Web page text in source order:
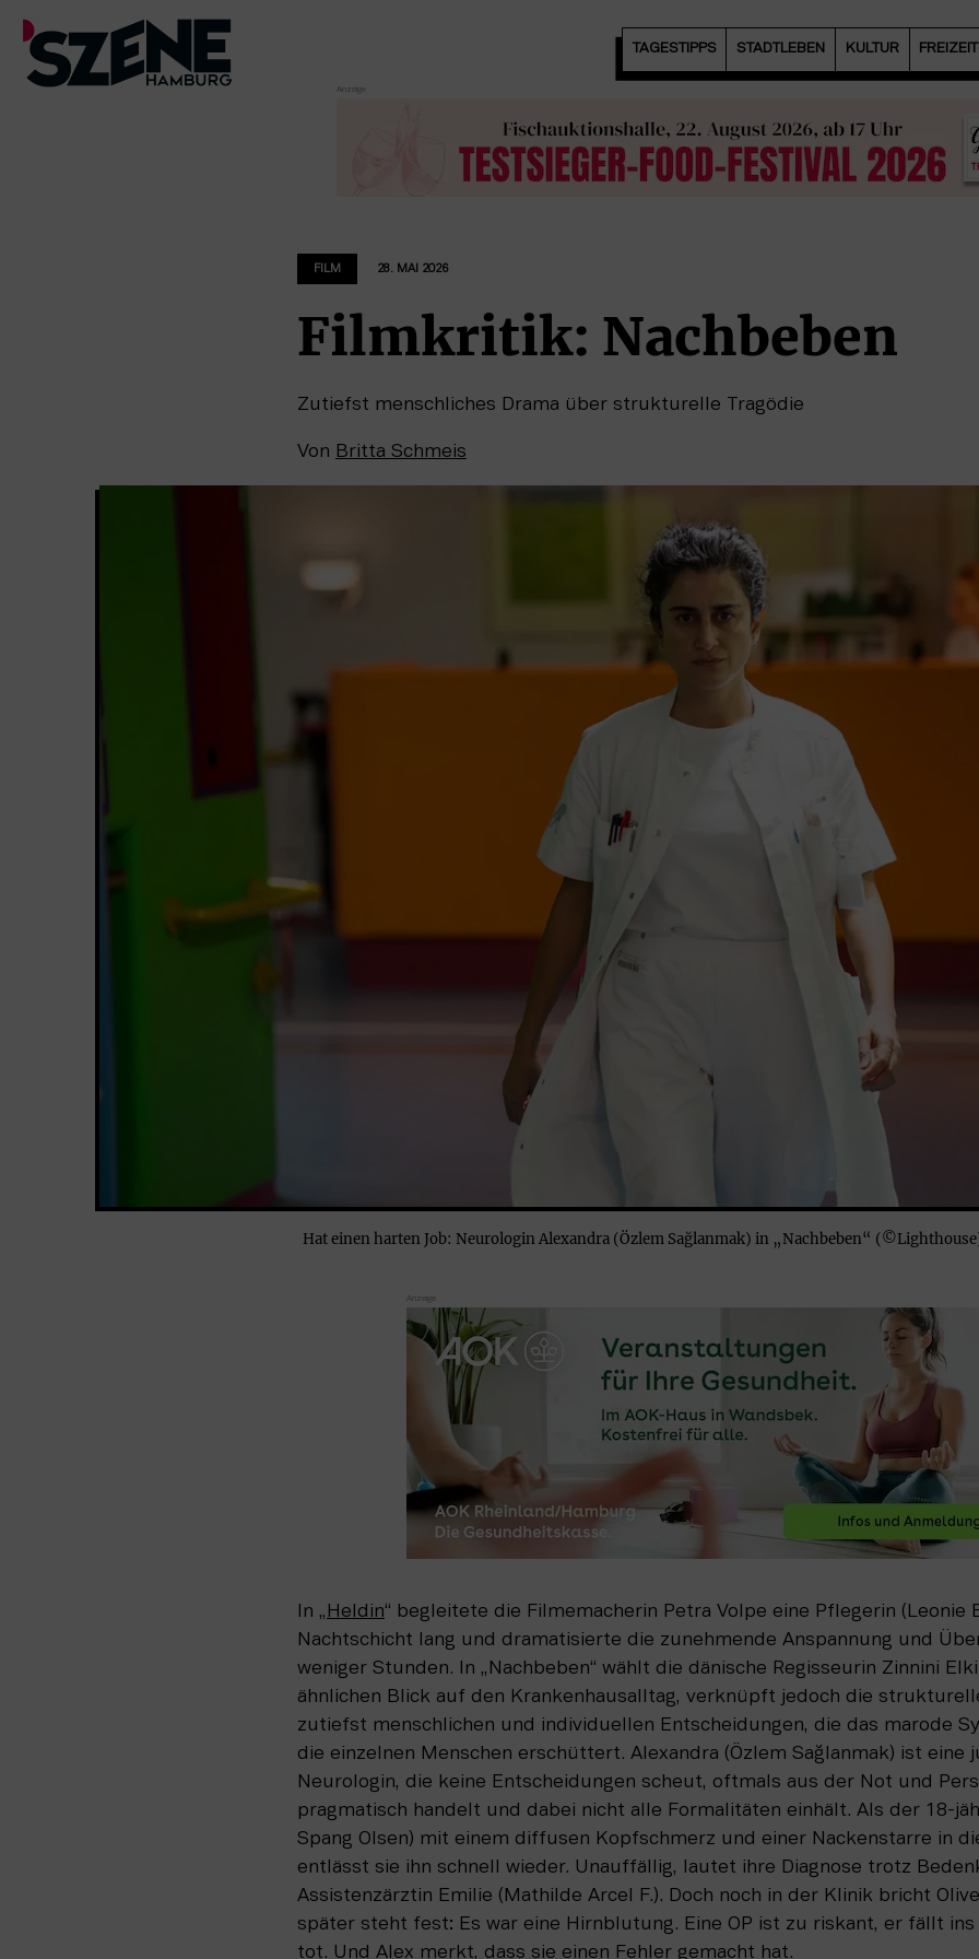
Zum
TAGESTIPPS STADTLEBEN KULTUR
FILM 28. MAI 2026
Filmkritik: Nachbeben
Zutiefst menschliches Drama über strukturelle Tragödie
Von Britta Schmeis
Hat einen harten Job: Neurologin Alexandra (Özlem Sağlanmak) in „Nachbeben“
In „ Heldin“ begleitete die Filmemacherin Petra Volpe eine Pflegerin (Leonie
Nachtschicht lang und dramatisierte die zunehmende Anspannung und
weniger Stunden. In „Nachbeben“ wählt die dänische Regisseurin Zinnini
ähnlichen Blick auf den Krankenhausalltag, verknüpft jedoch die
zutiefst menschlichen und individuellen Entscheidungen, die das marode
die einzelnen Menschen erschüttert. Alexandra (Özlem Sağlanmak) ist eine
Neurologin, die keine Entscheidungen scheut, oftmals aus der Not und
pragmatisch handelt und dabei nicht alle Formalitäten einhält. Als der 18-
Spang Olsen) mit einem diffusen Kopfschmerz und einer Nackenstarre in
entlässt sie ihn schnell wieder. Unauffällig, lautet ihre Diagnose trotz
Assistenzärztin Emilie (Mathilde Arcel F.). Doch noch in der Klinik bricht
später steht fest: Es war eine Hirnblutung. Eine OP ist zu riskant, er fällt
tot. Und Alex merkt, dass sie einen Fehler gemacht hat.